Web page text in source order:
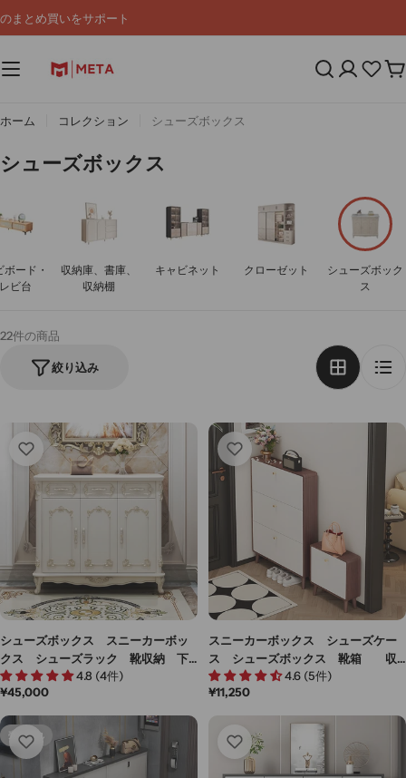
ン
ン
ツ
ス
ッ
プ
まとめ買いをサポート
カ
ホーム コレクション シューズボックス
コ
ク
シ
ン
シューズボックス
ボード・
ビ台
収納庫、書庫、
収納棚
キャビネット クローゼット
シューズボック
ス
22件の商品
絞り込み
シューズボックス スニーカーボッ
クス シューズラック 靴収納 下
駄箱 玄関用 おしゃれ 多段式
大容量 玄関収納 通気孔付き ス
チール脚 焼付塗装 緩衝蝶番
XG-M011
4.8 (4件)
通
価
格
¥45,000
スニーカーボックス シューズケー
ス シューズボックス 靴箱 収
納 下駄箱 モダン 玄関用 多段
式 大容量 玄関収納 コンパク
ト Ｒ加工 エコ素材 下開き扉
チェア XG-M010
4.6 (5件)
通
¥11,250
売り切れ